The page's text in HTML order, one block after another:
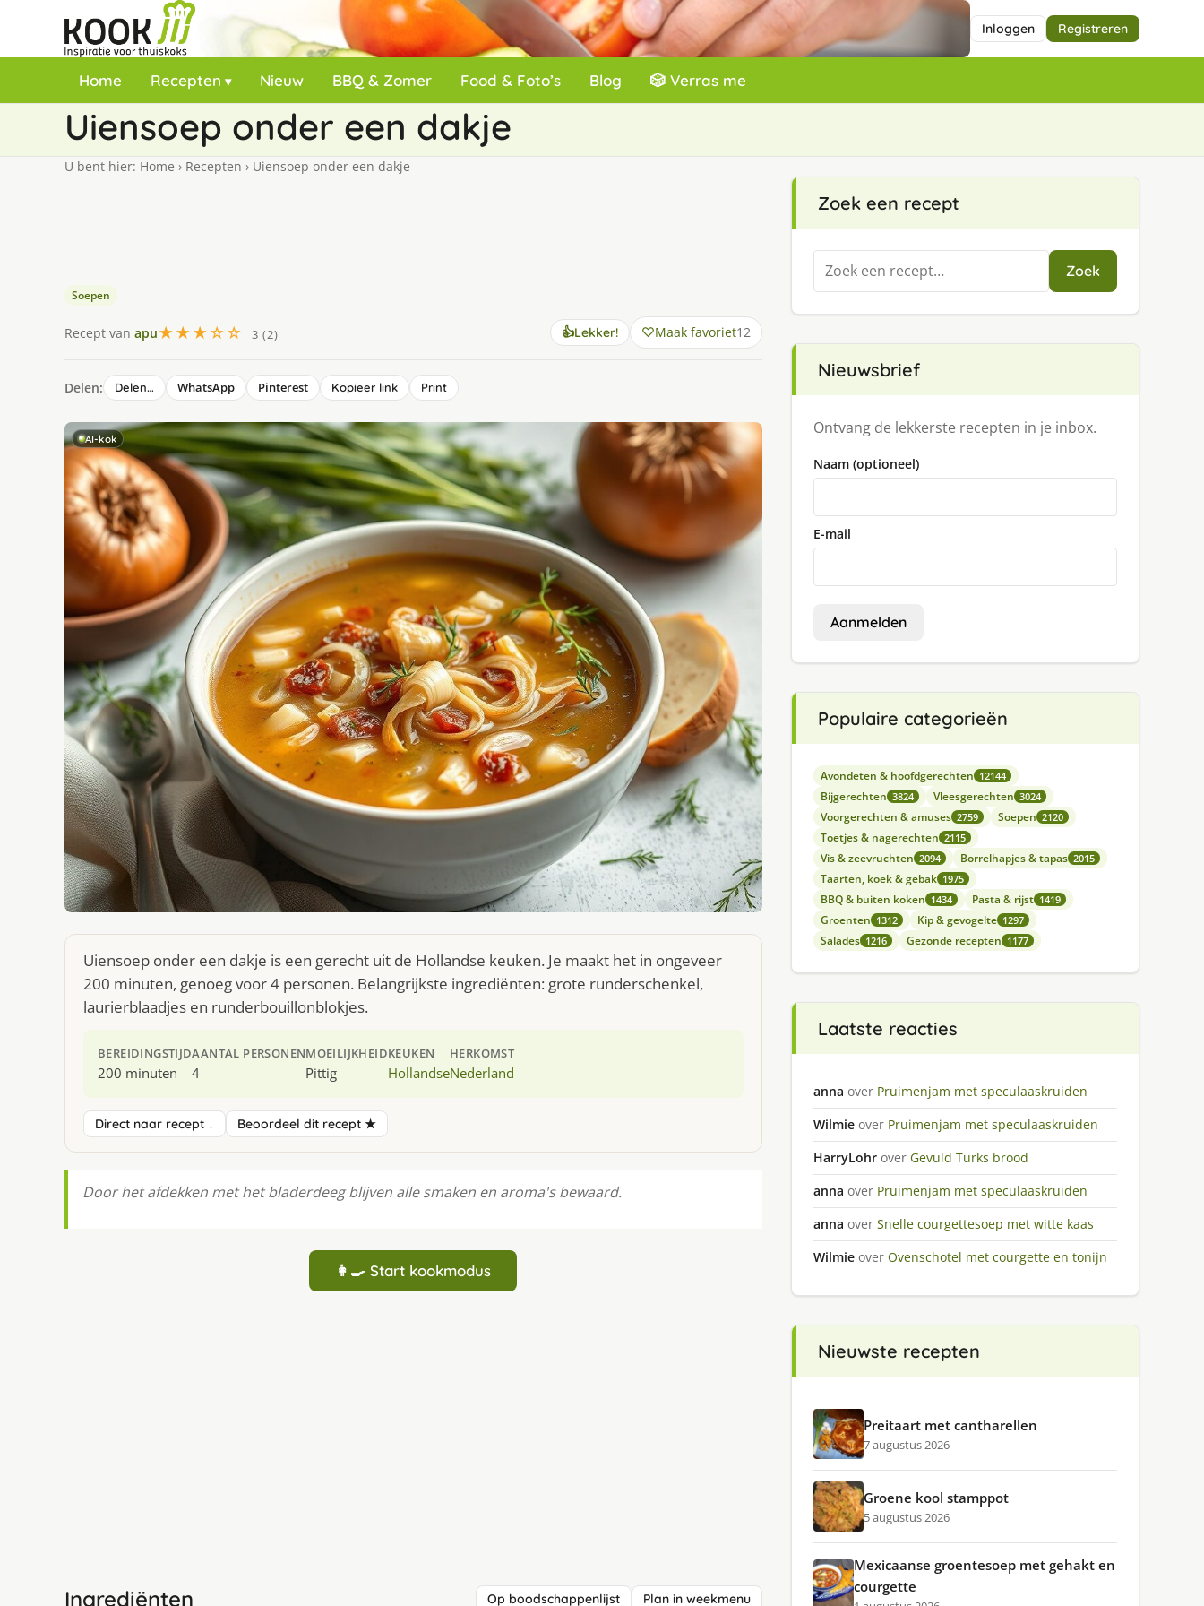
Inloggen Registreren
Home Recepten Nieuw BBQ & Zomer Food & Foto’s Blog 🎲 Verras me
Uiensoep onder een dakje
U bent hier: Home › Recepten › Uiensoep onder een dakje
Soepen
Recept van apu★★★☆☆ 3 (2) 👍Lekker! Maak favoriet12
Delen: Delen… WhatsApp Pinterest Kopieer link Print
AI-kok
Uiensoep onder een dakje is een gerecht uit de Hollandse keuken. Je maakt het in ongeveer
200 minuten, genoeg voor 4 personen. Belangrijkste ingrediënten: grote runderschenkel,
laurierblaadjes en runderbouillonblokjes.
BEREIDINGSTIJD
200 minuten
AANTAL PERSONEN
4
MOEILIJKHEID
Pittig
KEUKEN
Hollandse
HERKOMST
Nederland
Direct naar recept ↓ Beoordeel dit recept ★
Door het afdekken met het bladerdeeg blijven alle smaken en aroma's bewaard.
👩‍🍳 Start kookmodus
Ingrediënten Op boodschappenlijst Plan in weekmenu
Zoek een recept
Zoeken
naar:
Zoek
Nieuwsbrief
Ontvang de lekkerste recepten in je inbox.
Naam (optioneel)
E-mail
Aanmelden
Populaire categorieën
Avondeten & hoofdgerechten 12144
Bijgerechten 3824 Vleesgerechten 3024
Voorgerechten & amuses 2759 Soepen 2120
Toetjes & nagerechten 2115
Vis & zeevruchten 2094 Borrelhapjes & tapas 2015
Taarten, koek & gebak 1975
BBQ & buiten koken 1434 Pasta & rijst 1419
Groenten 1312 Kip & gevogelte 1297
Salades 1216 Gezonde recepten 1177
Laatste reacties
anna over Pruimenjam met speculaaskruiden
Wilmie over Pruimenjam met speculaaskruiden
HarryLohr over Gevuld Turks brood
anna over Pruimenjam met speculaaskruiden
anna over Snelle courgettesoep met witte kaas
Wilmie over Ovenschotel met courgette en tonijn
Nieuwste recepten
Preitaart met cantharellen
7 augustus 2026
Groene kool stamppot
5 augustus 2026
Mexicaanse groentesoep met gehakt en
courgette